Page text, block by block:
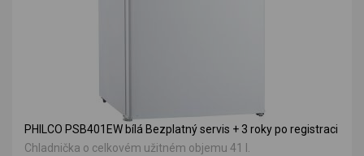
PHILCO PSB401EW bílá Bezplatný servis + 3 roky po registraci
Chladnička o celkovém užitném objemu 41 l.